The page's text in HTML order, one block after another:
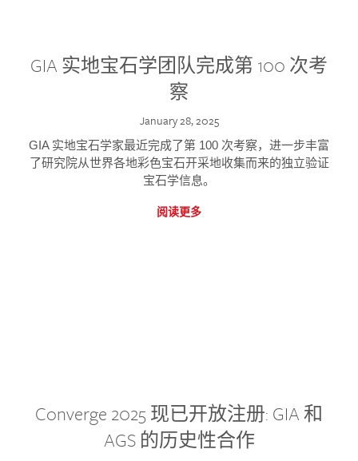
GIA 实地宝石学团队完成第 100 次考
察
January 28, 2025
GIA 实地宝石学家最近完成了第 100 次考察，进一步丰富
了研究院从世界各地彩色宝石开采地收集而来的独立验证
宝石学信息。
阅读更多
Converge 2025 现已开放注册: GIA 和
AGS 的历史性合作